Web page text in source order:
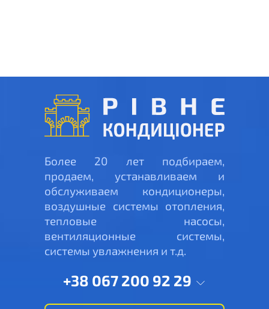
Более 20 лет подбираем,
продаем, устанавливаем и
обслуживаем кондиционеры,
воздушные системы отопления,
тепловые насосы,
вентиляционные системы,
системы увлажнения и т.д.
+38 067 200 92 29